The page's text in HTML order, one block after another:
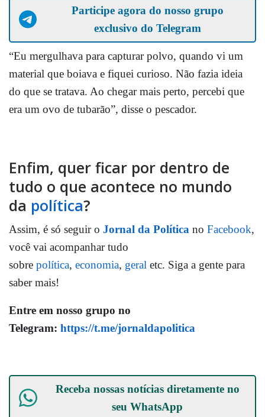
Participe agora do nosso grupo
exclusivo do Telegram
“Eu mergulhava para capturar polvo, quando vi um
material que boiava e fiquei curioso. Não fazia ideia
do que se tratava. Ao chegar mais perto, percebi que
era um ovo de tubarão”, disse o pescador.
Enfim, quer ficar por dentro de
tudo o que acontece no mundo
da política?
Assim, é só seguir o Jornal da Política no Facebook,
você vai acompanhar tudo
sobre política, economia, geral etc. Siga a gente para
saber mais!
Entre em nosso grupo no
Telegram: https://t.me/jornaldapolitica
Receba nossas notícias diretamente no
seuWhatsApp